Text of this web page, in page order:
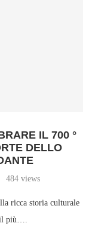
IL 700 °
DELLO
484 views
ricca storia culturale
il più….